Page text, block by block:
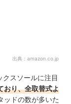
出典： amazon.co.jp
スソールに注目
おり、全取替式よ
ッドの数が多いた